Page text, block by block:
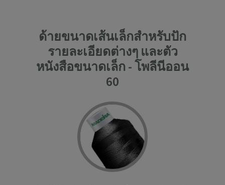
ด้ายขนาดเส้นเล็กสำหรับปัก
รายละเอียดต่างๆ และตัว
หนังสือขนาดเล็ก - โพลีนีออน
60